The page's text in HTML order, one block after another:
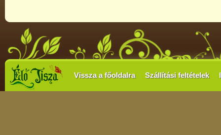
Vissza a főoldalra Szállítási feltételek